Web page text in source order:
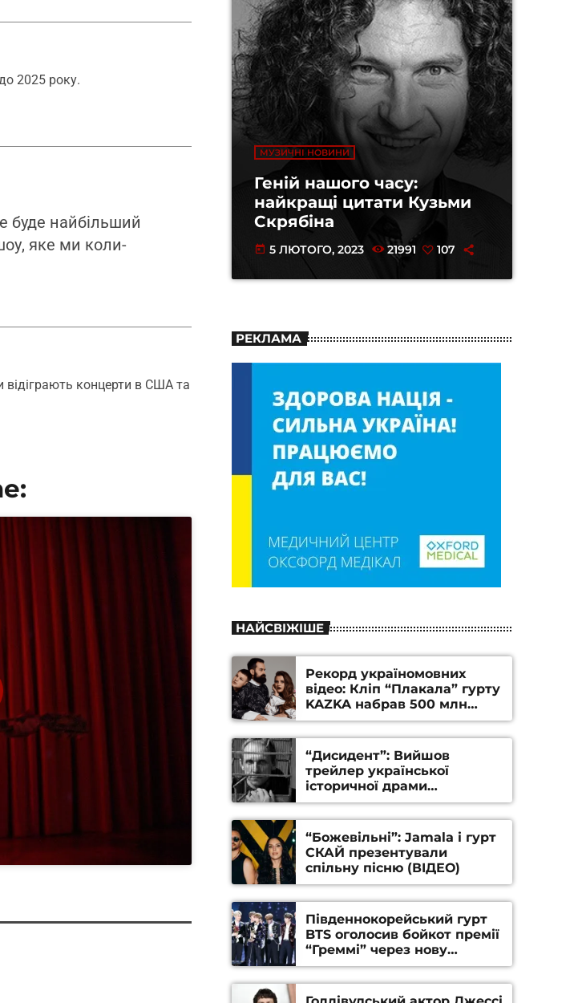
2025 року.
буде найбільший
яке ми коли-
концерти в США та
МУЗИЧНІ НОВИНИ
Геній нашого часу:
найкращі цитати Кузьми
Скрябіна
today 5 ЛЮТОГО, 2023 21991 107
РЕКЛАМА
НАЙСВІЖІШЕ
Рекорд україномовних
відео: Кліп “Плакала” гурту
KAZKA набрав 500 млн
переглядів на YouTube
“Дисидент”: Вийшов
трейлер української
історичної драми
Станіслава Гуренка та
Андрія Алфьорова (ВІДЕО)
“Божевільні”: Jamala і гурт
СКАЙ презентували
спільну пісню (ВІДЕО)
Південнокорейський гурт
BTS оголосив бойкот премії
“Греммі” через нову
номінацію